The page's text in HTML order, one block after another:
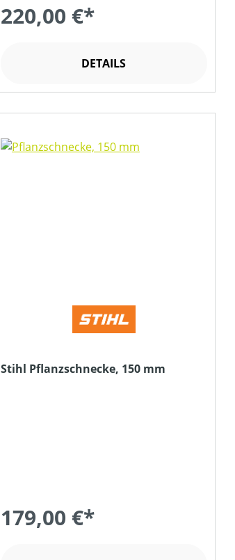
220,00 €*
DETAILS
Stihl Pflanzschnecke, 150 mm
179,00 €*